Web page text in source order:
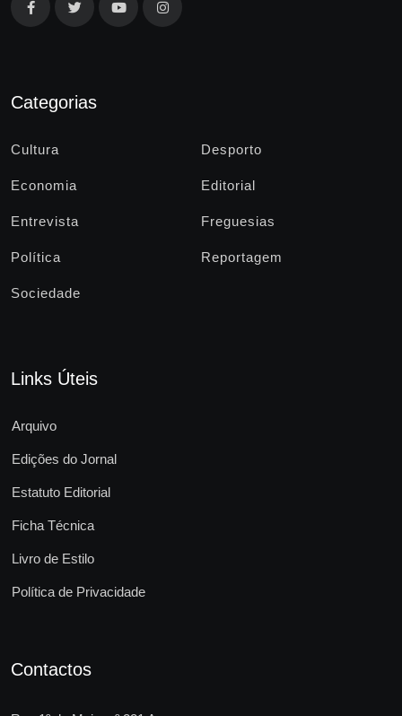
Categorias
Cultura Desporto
Economia Editorial
Entrevista Freguesias
Política Reportagem
Sociedade
Links Úteis
Arquivo
Edições do Jornal
Estatuto Editorial
Ficha Técnica
Livro de Estilo
Política de Privacidade
Contactos